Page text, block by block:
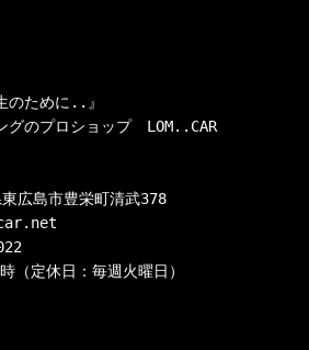
のために..』
グのプロショップ　LOM..CAR
広島市豊栄町清武378
定休日：毎週火曜日）